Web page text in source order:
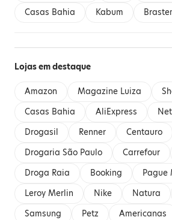
Casas Bahia
Kabum
Lojas em destaque
Amazon Magazine Luiza
Casas Bahia
AliExpress
Drogasil
Renner
Centauro
Drogaria São Paulo
Carrefour
Droga Raia
Booking
Pague
Leroy Merlin
Nike Natura
Samsung
Petz Americanas